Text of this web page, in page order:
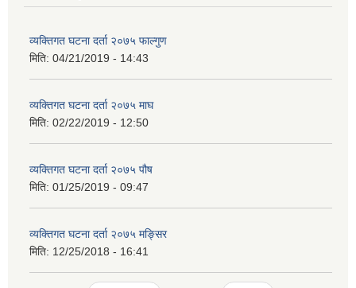
व्यक्तिगत घटना दर्ता २०७५ फाल्गुण
मिति: 04/21/2019 - 14:43
व्यक्तिगत घटना दर्ता २०७५ माघ
मिति: 02/22/2019 - 12:50
व्यक्तिगत घटना दर्ता २०७५ पौष
मिति: 01/25/2019 - 09:47
व्यक्तिगत घटना दर्ता २०७५ मङ्सिर
मिति: 12/25/2018 - 16:41